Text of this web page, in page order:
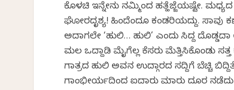
ಕೊಳಚಿ ಇನ್ನೇನು ನಮ್ಮಿಂದ ಹತ್ಹೆಜ್ಜೆಯಷ್ಟೇ.
ಘೋರದೃಶ್ಯ! ಹಿಂದೆಂದೂ ಕಂಡರಿಯದ್ದು. ಸಾವು
ಅದಾಗಲೇ ‘ಹುಲಿ… ಹುಲಿ’ ಎಂದು ಸಿದ್ದ
ಮಲಗಿ ಒದ್ದಾಡಿ ಮೈಗೆಲ್ಲ ಕೆಸರು ಮೆತ್ತಿಸಿಕೊಂಡು
ಗಾತ್ರದ ಹುಲಿ ಅವನ ಉದ್ಗಾರದ ಸದ್ದಿಗೆ ಬೆಚ್ಚಿ
ಗಾಂಭೀರ್ಯದಿಂದ ಐದಾರು ಮಾರು ದೂರ ನಡೆದು